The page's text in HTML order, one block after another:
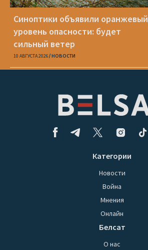
Синоптики объявили оранжевый
уровень опасности: будет
сильный ветер
10 АВГУСТА 2026 НОВОСТИ
Категории
Новости
Война
Мнения
Онлайн
Белсат
О нас